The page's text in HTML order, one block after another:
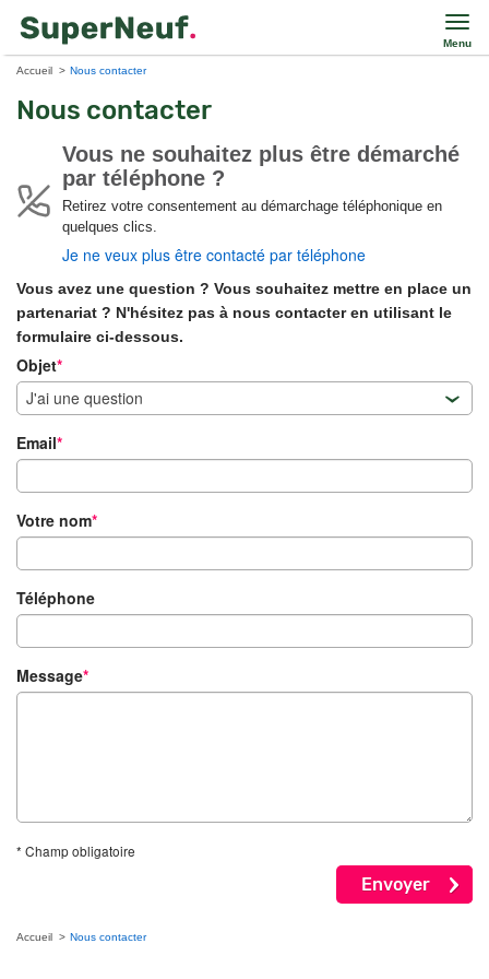
Menu
Accueil Nous contacter
Nous contacter
Vous ne souhaitez plus être démarché
par téléphone ?
Retirez votre consentement au démarchage téléphonique en
quelques clics.
Je ne veux plus être contacté par téléphone
Vous avez une question ? Vous souhaitez mettre en place un
partenariat ? N'hésitez pas à nous contacter en utilisant le
formulaire ci-dessous.
Objet*
J'ai une question
Email*
Votre nom*
Téléphone
Message*
* Champ obligatoire
Envoyer
Accueil Nous contacter